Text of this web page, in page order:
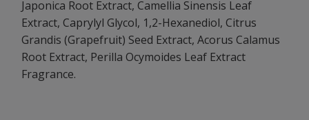
Japonica Root Extract, Camellia Sinensis Leaf
Extract, Caprylyl Glycol, 1,2-Hexanediol, Citrus
Grandis (Grapefruit) Seed Extract, Acorus Calamus
Root Extract, Perilla Ocymoides Leaf Extract
Fragrance.